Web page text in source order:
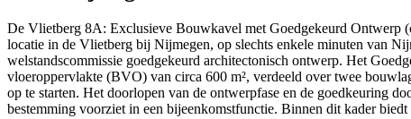
De Vlietberg 8A: Exclusieve Bouwkavel met Goedgekeurd Ontwerp
locatie in de Vlietberg bij Nijmegen, op slechts enkele minuten van
welstandscommissie goedgekeurd architectonisch ontwerp. Het
vloeroppervlakte (BVO) van circa 600 m², verdeeld over twee
op te starten. Het doorlopen van de ontwerpfase en de goedkeuring
bestemming voorziet in een bijeenkomstfunctie. Binnen dit kader